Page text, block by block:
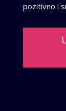
pozitivno i